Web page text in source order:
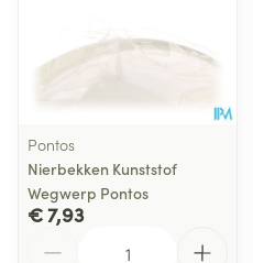
Pontos
Nierbekken Kunststof
Wegwerp Pontos
€ 7,93